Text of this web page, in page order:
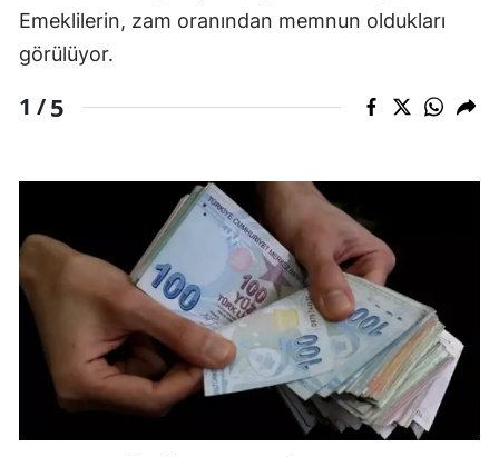
Emeklilerin, zam oranından memnun oldukları
görülüyor.
1 /5